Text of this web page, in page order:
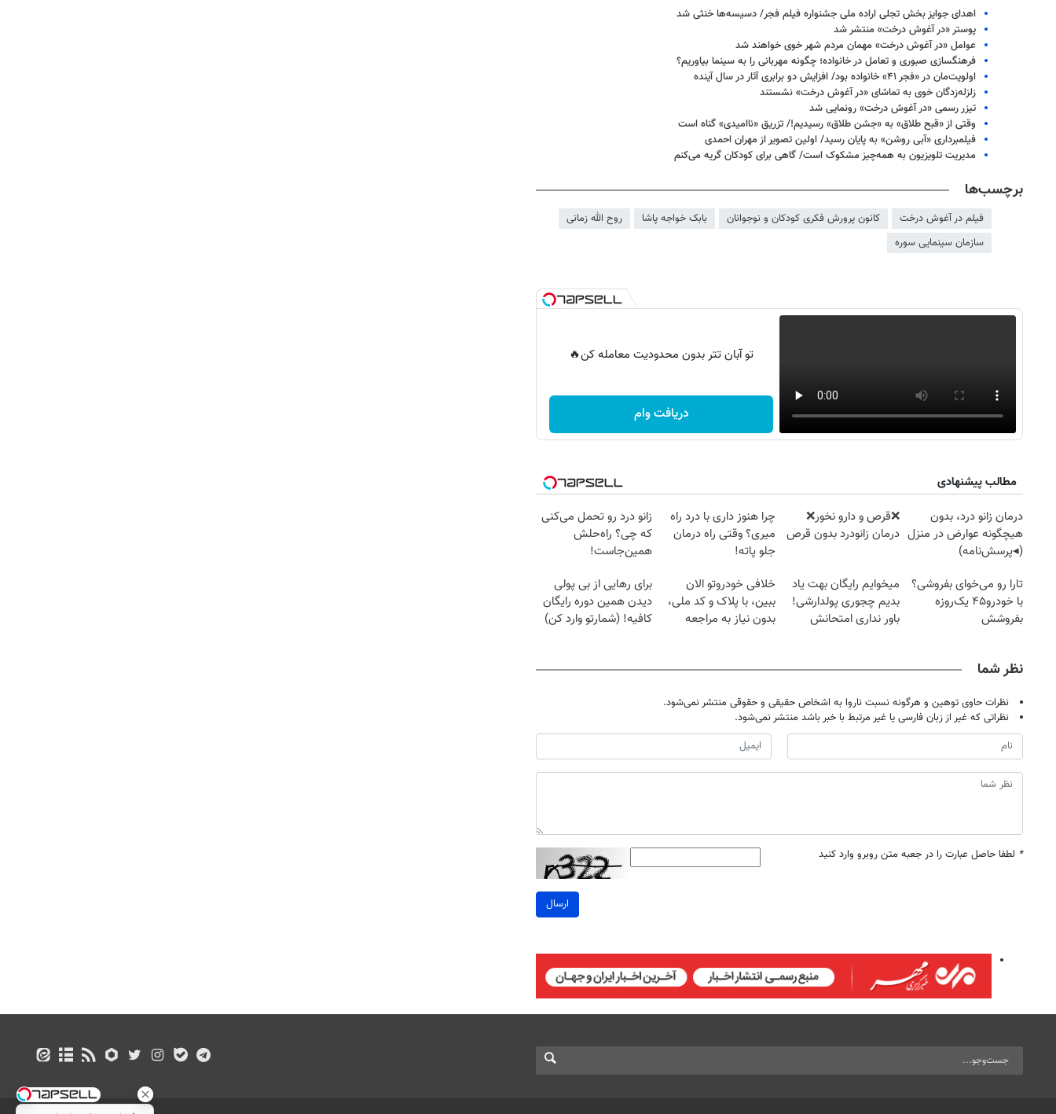
اهدای جوایز بخش تجلی اراده ملی جشنواره فیلم فجر/ دسیسه‌ها خنثی شد
پوستر «در آغوش درخت» منتشر شد
عوامل «در آغوش درخت» مهمان مردم شهر خوی خواهند شد
فرهنگسازی صبوری و تعامل در خانواده؛ چگونه مهربانی را به سینما بیاوریم؟
اولویت‌مان در «فجر ۴۱» خانواده بود/ افزایش دو برابری آثار در سال آینده
زلزله‌زدگان خوی به تماشای «در آغوش درخت» نشستند
تیزر رسمی «در آغوش درخت» رونمایی شد
وقتی از «قبح طلاق» به «جشن طلاق» رسیدیم!/ تزریق «ناامیدی» گناه است
فیلمبرداری «آبی روشن» به پایان رسید/ اولین تصویر از مهران احمدی
مدیریت تلویزیون به همه‌چیز مشکوک است/ گاهی برای کودکان گریه می‌کنم
برچسب‌ها
فیلم در آغوش درخت کانون پرورش فکری کودکان و نوجوانان بابک خواجه پاشا
روح الله زمانی
سازمان سینمایی سوره
تو آبان تتر بدون محدودیت معامله کن🔥
دریافت وام
مطالب پیشنهادی
درمان زانو درد، بدون
هیچگونه عوارض در منزل
(◂پرسش‌نامه)
❌قرص‌ و دارو نخور❌
درمان زانودرد بدون قرص
چرا هنوز داری با درد راه
میری؟ وقتی راه درمان
جلو پاته!
زانو درد رو تحمل می‌کنی
که چی؟ راه‌حلش
همین‌جاست!
تارا رو می‌خوای بفروشی؟
با خودرو۴۵ یک‌روزه
بفروشش
میخوایم رایگان بهت یاد
بدیم چجوری پولدارشی!
باور نداری امتحانش
خلافی خودروتو الان
ببین، با پلاک و کد ملی،
بدون نیاز به مراجعه
برای رهایی از بی پولی
دیدن همین دوره رایگان
کافیه! (شمارتو وارد کن)
نظر شما
نظرات حاوی توهین و هرگونه نسبت ناروا به اشخاص حقیقی و حقوقی منتشر نمی‌شود.
نظراتی که غیر از زبان فارسی یا غیر مرتبط با خبر باشد منتشر نمی‌شود.
* لطفا حاصل عبارت را در جعبه متن روبرو وارد کنید
ارسال